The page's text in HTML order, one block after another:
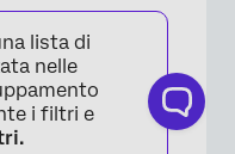
lista di
nelle
i filtri e